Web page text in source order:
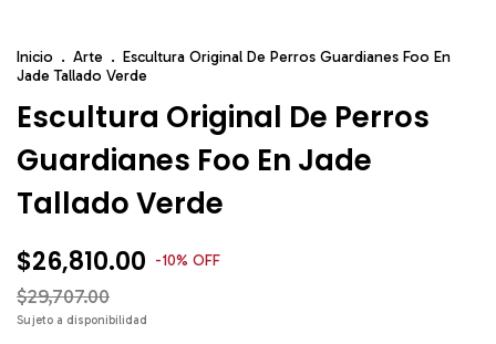
Inicio . Arte . Escultura Original De Perros Guardianes Foo En
Jade Tallado Verde
Escultura Original De Perros
Guardianes Foo En Jade
Tallado Verde
$26,810.00 -10% OFF
$29,707.00